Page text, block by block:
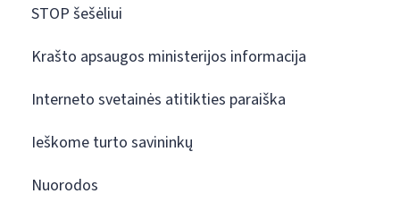
STOP šešėliui
Krašto apsaugos ministerijos informacija
Interneto svetainės atitikties paraiška
Ieškome turto savininkų
Nuorodos